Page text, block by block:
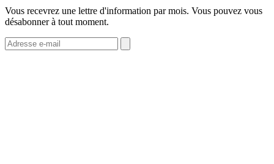
Vous recevrez une lettre d'information par mois. Vous pouvez vous
désabonner à tout moment.